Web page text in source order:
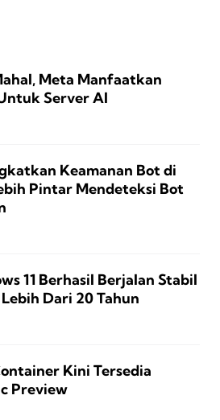
Meta Manfaatkan
Server AI
Keamanan Bot di
Pintar Mendeteksi Bot
11 Berhasil Berjalan Stabil
Dari 20 Tahun
Kini Tersedia
Preview